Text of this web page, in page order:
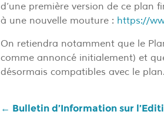
d’une première version de ce plan
à une nouvelle mouture : https://
On retiendra notamment que le
comme annoncé initialement) et
désormais compatibles avec le plan.
← Bulletin d’Information sur